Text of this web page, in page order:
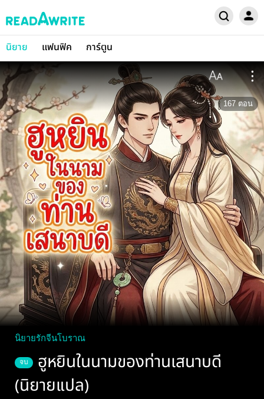
นิยาย แฟนฟิค การ์ตูน
167 ตอน
นิยายรักจีนโบราณ
จบ
ฮูหยินในนามของท่านเสนาบดี​
(นิยายแปล)​